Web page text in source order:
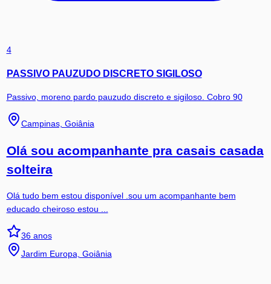
4
PASSIVO PAUZUDO DISCRETO SIGILOSO
Passivo, moreno pardo pauzudo discreto e sigiloso. Cobro 90
Campinas, Goiânia
Olá sou acompanhante pra casais casada
solteira
Olá tudo bem estou disponível .sou um acompanhante bem
educado cheiroso estou ...
36anos
Jardim Europa, Goiânia